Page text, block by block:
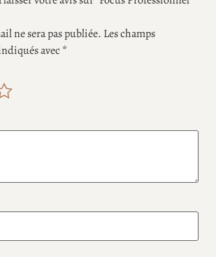
ne sera pas publiée. Les champs
avec *